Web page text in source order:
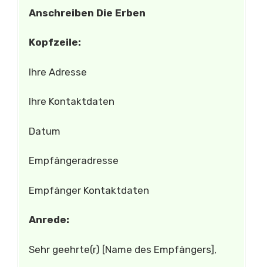
Anschreiben Die Erben
Kopfzeile:
Ihre Adresse
Ihre Kontaktdaten
Datum
Empfängeradresse
Empfänger Kontaktdaten
Anrede:
Sehr geehrte(r) [Name des Empfängers],